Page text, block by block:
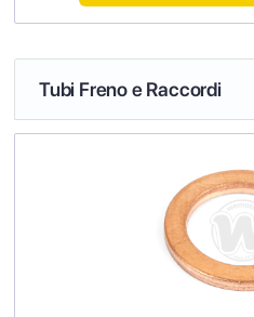
Tubi Freno e Raccordi